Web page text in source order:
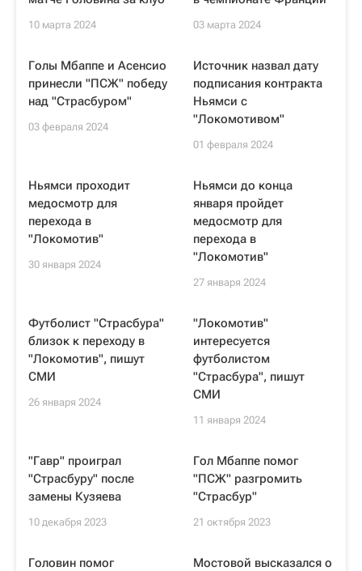
10 марта 2024 03 марта 2024
Голы Мбаппе и Асенсио
принесли "ПСЖ" победу
над "Страсбуром"
03 февраля 2024
Источник назвал дату
подписания контракта
Ньямси с
"Локомотивом"
01 февраля 2024
Ньямси проходит
медосмотр для
перехода в
"Локомотив"
30 января 2024
Ньямси до конца
января пройдет
медосмотр для
перехода в
"Локомотив"
27 января 2024
Футболист "Страсбура"
близок к переходу в
"Локомотив", пишут
СМИ
26 января 2024
"Локомотив"
интересуется
футболистом
"Страсбура", пишут
СМИ
11 января 2024
"Гавр" проиграл
"Страсбуру" после
замены Кузяева
10 декабря 2023
Гол Мбаппе помог
"ПСЖ" разгромить
"Страсбур"
21 октября 2023
Головин помог
Мостовой высказался о